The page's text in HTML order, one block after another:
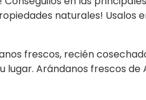
naturales!
frescos, recién
Arándanos frescos de